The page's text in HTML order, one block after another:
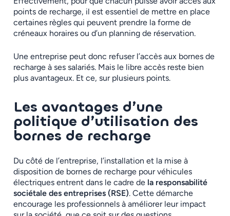
points de recharge, il est essentiel de mettre en place
certaines règles qui peuvent prendre la forme de
créneaux horaires ou d’un planning de réservation.
Une entreprise peut donc refuser l’accès aux bornes de
recharge à ses salariés. Mais le libre accès reste bien
plus avantageux. Et ce, sur plusieurs points.
Les avantages d’une
politique d’utilisation des
bornes de recharge
Du côté de l’entreprise, l’installation et la mise à
disposition de bornes de recharge pour véhicules
électriques entrent dans le cadre de la responsabilité
sociétale des entreprises (RSE). Cette démarche
encourage les professionnels à améliorer leur impact